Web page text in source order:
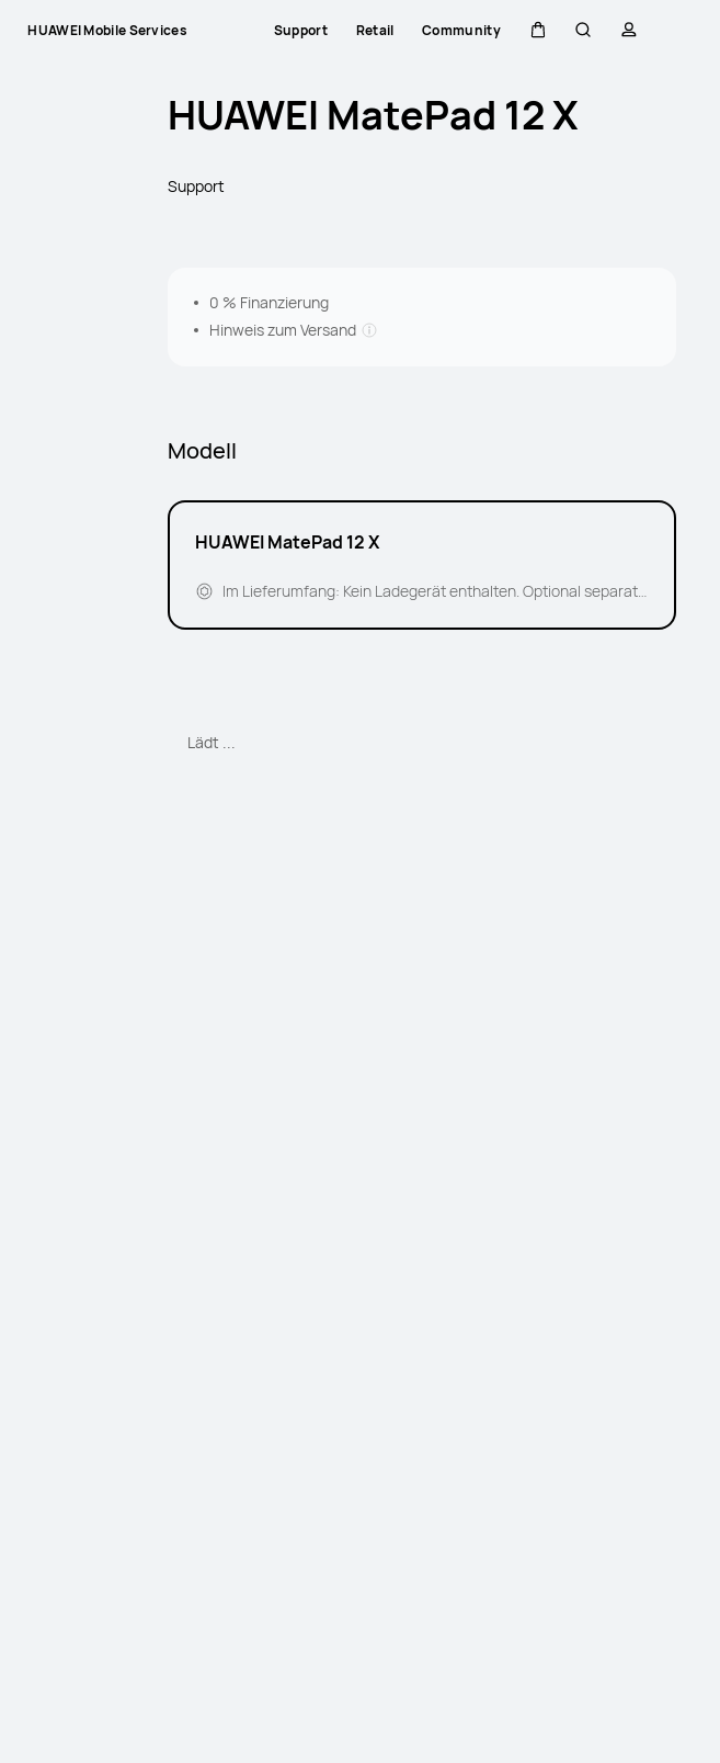
HUAWEI Mobile Services Support Retail Community
HUAWEI MatePad 12 X
Support
0 % Finanzierung
Hinweis zum Versand
Modell
HUAWEI MatePad 12 X
Im Lieferumfang: Kein Ladegerät enthalten. Optional separat
Lädt ...